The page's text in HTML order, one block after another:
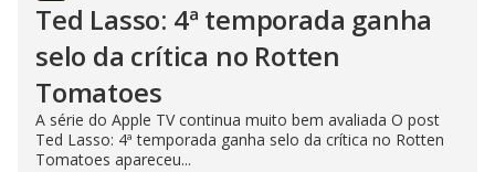
Ted Lasso: 4ª temporada ganha
selo da crítica no Rotten
Tomatoes
A série do Apple TV continua muito bem avaliada O post
Ted Lasso: 4ª temporada ganha selo da crítica no Rotten
Tomatoes apareceu...